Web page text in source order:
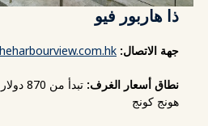
ذا هاربور فيو
جهة الاتصال:
نطاق أسعار الغرف:
هونج كونج